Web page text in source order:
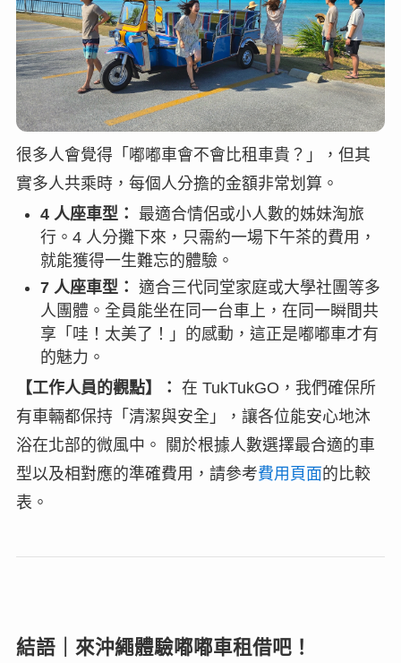
很多人會覺得「嘟嘟車會不會比租車貴？」，但其
實多人共乘時，每個人分擔的金額非常划算。
4 人座車型：
最適合情侶或小人數的姊妹淘旅
行。4 人分攤下來，只需約一場下午茶的費用，
就能獲得一生難忘的體驗。
7 人座車型： 適合三代同堂家庭或大學社團等多
人團體。全員能坐在同一台車上，在同一瞬間共
享「哇！太美了！」的感動，這正是嘟嘟車才有
的魅力。
【工作人員的觀點】： 在 TukTukGO，我們確保所
有車輛都保持「清潔與安全」，讓各位能安心地沐
浴在北部的微風中。 關於根據人數選擇最合適的車
型以及相對應的準確費用，請參考費用頁面的比較
表。
結語｜來沖繩體驗嘟嘟車租借吧！